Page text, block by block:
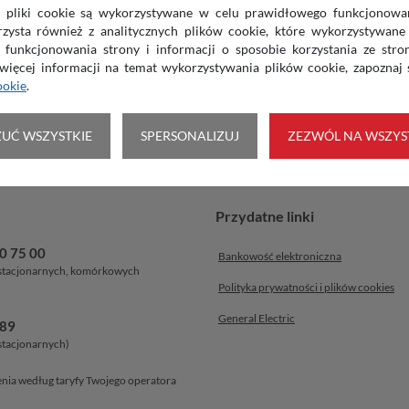
pliki cookie są wykorzystywane w celu prawidłowego
również z analitycznych plików cookie, które
funkcjonowania strony i informacji o sposobie korzystania ze
informacji na temat wykorzystywania plików cookie, zapoznaj
.
WSZYSTKIE SPERSONALIZUJ ZEZWÓL NA
NASTĘPNA
aktualność
Awaria logowania do Systemu Bankowości
Internetowej usunięta
75 00
komórkowych
według taryfy Twojego operatora
Przydatne linki
Bankowość elektroniczna
Polityka prywatności i plikówcookies
General Electric